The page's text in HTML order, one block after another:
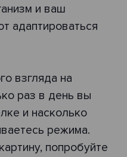
и ваш
адаптироваться
взгляда на
раз в день вы
и насколько
режима.
попробуйте